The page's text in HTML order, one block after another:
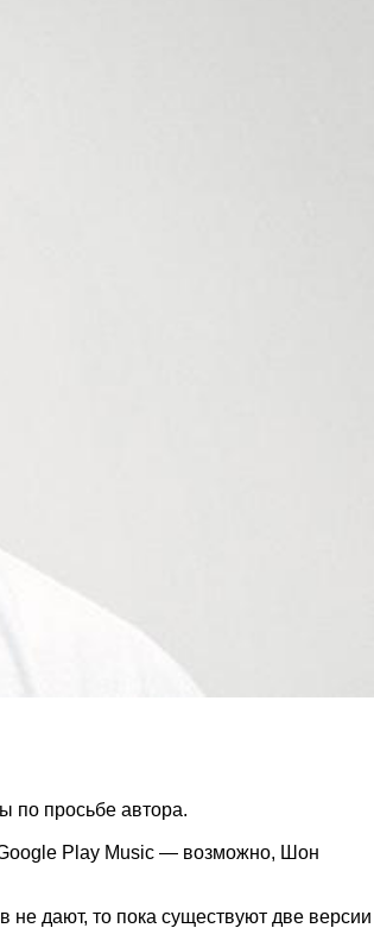
по просьбе автора.
Google Play Music — возможно, Шон
не дают, то пока существуют две версии